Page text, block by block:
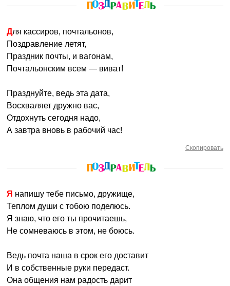
Для кассиров, почтальонов,
Поздравление летят,
Праздник почты, и вагонам,
Почтальонским всем — виват!
Празднуйте, ведь эта дата,
Восхваляет дружно вас,
Отдохнуть сегодня надо,
А завтра вновь в рабочий час!
Скопировать
Я напишу тебе письмо, дружище,
Теплом души с тобою поделюсь.
Я знаю, что его ты прочитаешь,
Не сомневаюсь в этом, не боюсь.
Ведь почта наша в срок его доставит
И в собственные руки передаст.
Она общения нам радость дарит